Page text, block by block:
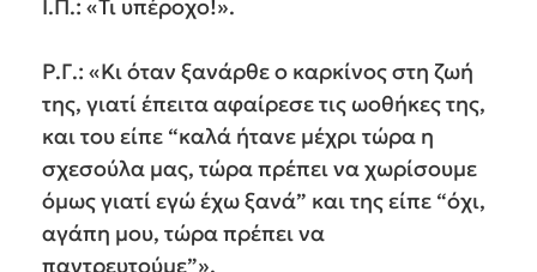
Ι.Π.: «Τι υπέροχο!».
Ρ.Γ.: «Κι όταν ξανάρθε ο καρκίνος στη ζωή
της, γιατί έπειτα αφαίρεσε τις ωοθήκες της,
και του είπε “καλά ήτανε μέχρι τώρα η
σχεσούλα μας, τώρα πρέπει να χωρίσουμε
όμως γιατί εγώ έχω ξανά” και της είπε “όχι,
αγάπη μου, τώρα πρέπει να
παντρευτούμε”».